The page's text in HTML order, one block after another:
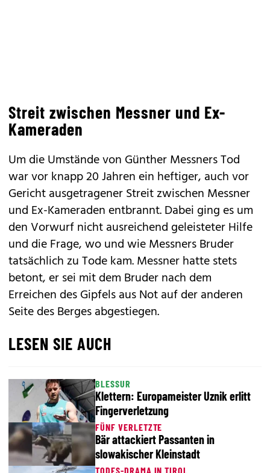
Streit zwischen Messner und Ex-
Kameraden
Um die Umstände von Günther Messners Tod
war vor knapp 20 Jahren ein heftiger, auch vor
Gericht ausgetragener Streit zwischen Messner
und Ex-Kameraden entbrannt. Dabei ging es um
den Vorwurf nicht ausreichend geleisteter Hilfe
und die Frage, wo und wie Messners Bruder
tatsächlich zu Tode kam. Messner hatte stets
betont, er sei mit dem Bruder nach dem
Erreichen des Gipfels aus Not auf der anderen
Seite des Berges abgestiegen.
LESEN SIE AUCH
BLESSUR
Klettern: Europameister Uznik erlitt
Fingerverletzung
FÜNF VERLETZTE
Bär attackiert Passanten in
slowakischer Kleinstadt
TODES-DRAMA IN TIROL